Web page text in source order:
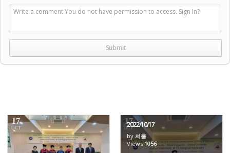
Write a comment You do not have permission to access. Sign In?
17
OCT
1059
17
OCT
2022/10/17
by 서울
Views1056